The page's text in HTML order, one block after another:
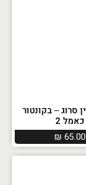
סרוג – בקונטור
כאמל 2
₪ 65.00